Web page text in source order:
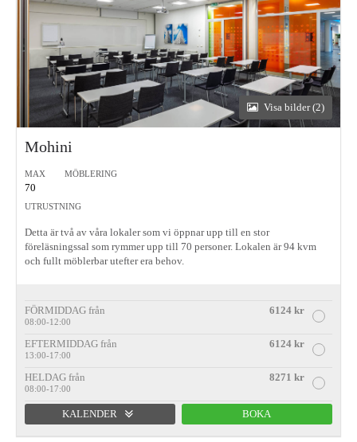
Visa bilder (2)
Mohini
MAX
70
MÖBLERING
UTRUSTNING
Detta är två av våra lokaler som vi öppnar upp till en stor
föreläsningssal som rymmer upp till 70 personer. Lokalen är 94 kvm
och fullt möblerbar utefter era behov.
FÖRMIDDAG från 6124 kr
08:00-12:00
EFTERMIDDAG från 6124 kr
13:00-17:00
HELDAG från 8271 kr
08:00-17:00
KALENDER BOKA